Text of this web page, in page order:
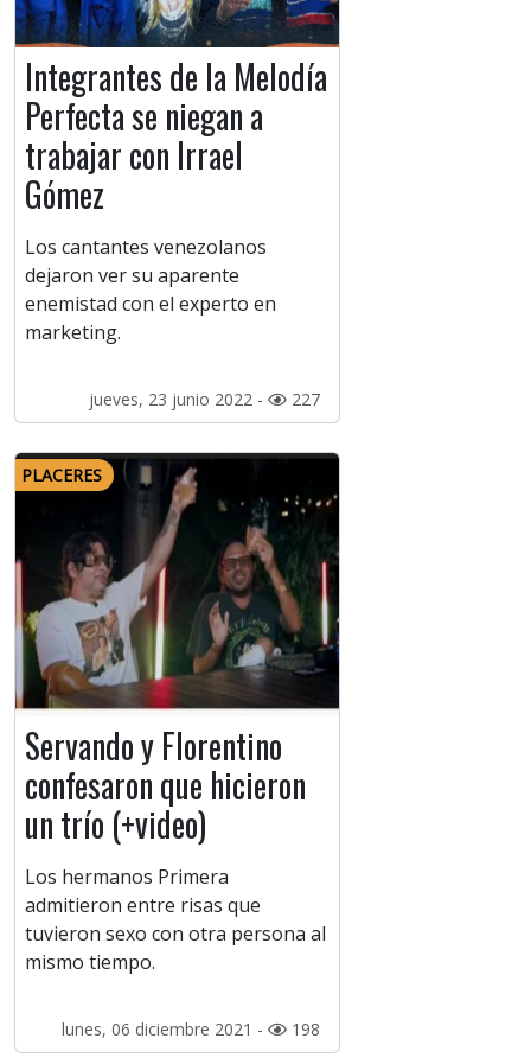
Integrantes de la Melodía
Perfecta se niegan a
trabajar con Irrael
Gómez
Los cantantes venezolanos
dejaron ver su aparente
enemistad con el experto en
marketing.
jueves, 23 junio 2022 - 227
PLACERES
Servando y Florentino
confesaron que hicieron
un trío (+video)
Los hermanos Primera
admitieron entre risas que
tuvieron sexo con otra persona al
mismo tiempo.
lunes, 06 diciembre 2021 - 198